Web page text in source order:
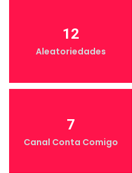
12
Aleatoriedades
7
Canal Conta Comigo